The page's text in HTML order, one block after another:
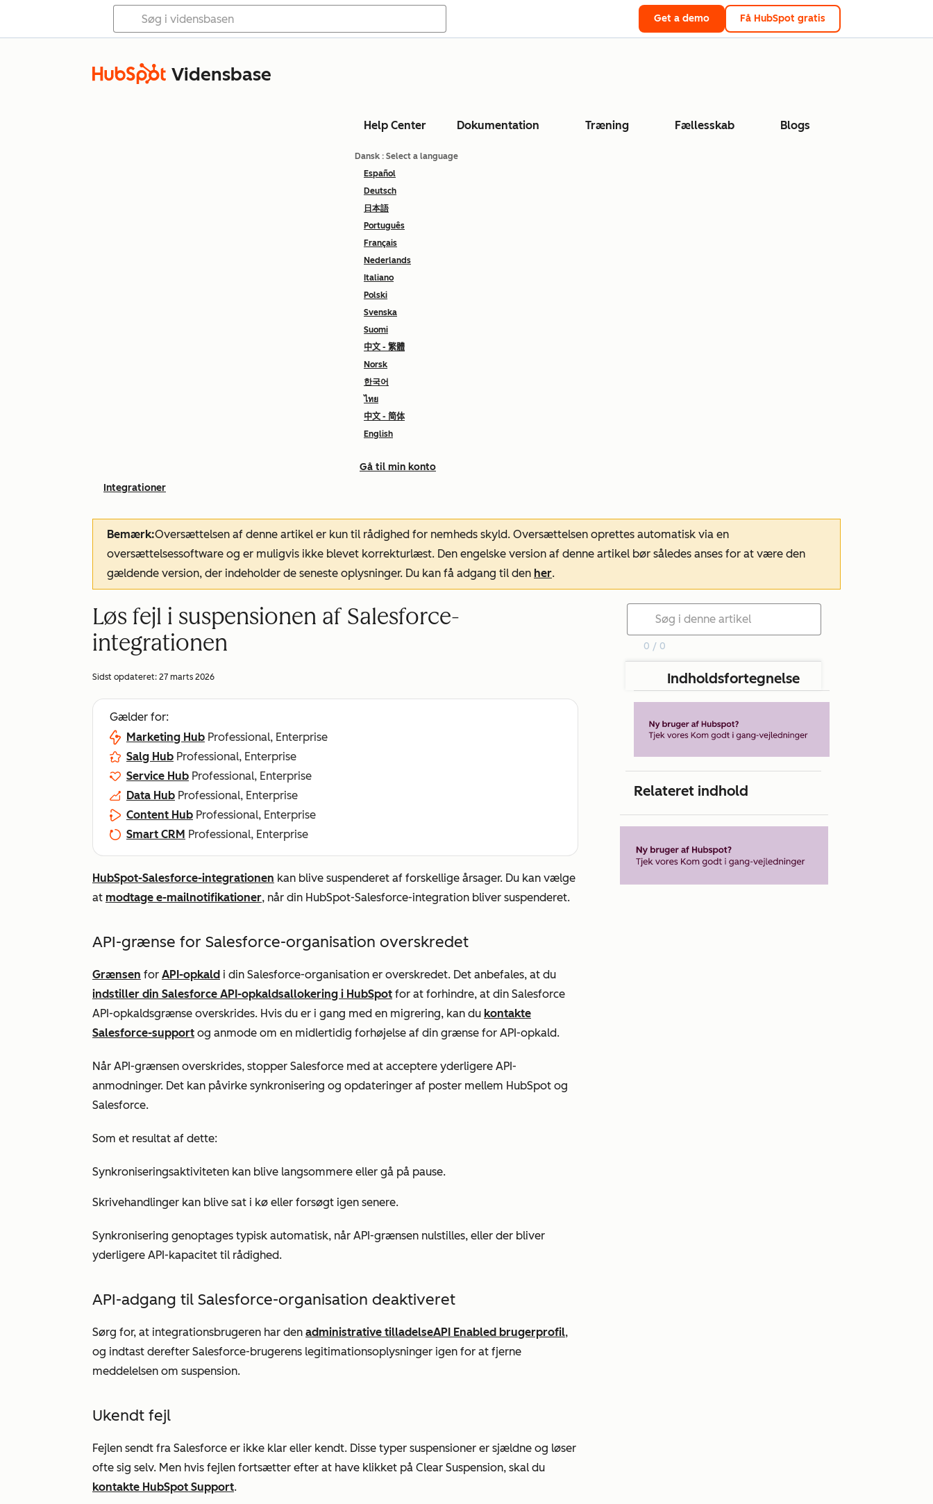
Get a demo Få HubSpot gratis
Vidensbase
Help Center Dokumentation Træning Fællesskab Blogs
Dansk : Select a language
Español
Deutsch
日本語
Português
Français
Nederlands
Italiano
Polski
Svenska
Suomi
中文 - 繁體
Norsk
한국어
ไทย
中文 - 简体
English
Gå til min konto
Integrationer
Bemærk:Oversættelsen af denne artikel er kun til rådighed for nemheds skyld. Oversættelsen oprettes automatisk via en
oversættelsessoftware og er muligvis ikke blevet korrekturlæst. Den engelske version af denne artikel bør således anses for at være den
gældende version, der indeholder de seneste oplysninger. Du kan få adgang til den her.
Løs fejl i suspensionen af Salesforce-
integrationen
Sidst opdateret: 27 marts 2026
Gælder for:
Marketing Hub Professional, Enterprise
Salg Hub Professional, Enterprise
Service Hub Professional, Enterprise
Data Hub Professional, Enterprise
Content Hub Professional, Enterprise
Smart CRM Professional, Enterprise
HubSpot-Salesforce-integrationen kan blive suspenderet af forskellige årsager. Du kan vælge
at modtage e-mailnotifikationer, når din HubSpot-Salesforce-integration bliver suspenderet.
API-grænse for Salesforce-organisation overskredet
Grænsen for API-opkald i din Salesforce-organisation er overskredet. Det anbefales, at du
indstiller din Salesforce API-opkaldsallokering i HubSpot for at forhindre, at din Salesforce
API-opkaldsgrænse overskrides. Hvis du er i gang med en migrering, kan du kontakte
Salesforce-support og anmode om en midlertidig forhøjelse af din grænse for API-opkald.
Når API-grænsen overskrides, stopper Salesforce med at acceptere yderligere API-
anmodninger. Det kan påvirke synkronisering og opdateringer af poster mellem HubSpot og
Salesforce.
Som et resultat af dette:
Synkroniseringsaktiviteten kan blive langsommere eller gå på pause.
Skrivehandlinger kan blive sat i kø eller forsøgt igen senere.
Synkronisering genoptages typisk automatisk, når API-grænsen nulstilles, eller der bliver
yderligere API-kapacitet til rådighed.
API-adgang til Salesforce-organisation deaktiveret
Sørg for, at integrationsbrugeren har den administrative tilladelseAPI Enabled brugerprofil,
og indtast derefter Salesforce-brugerens legitimationsoplysninger igen for at fjerne
meddelelsen om suspension.
Ukendt fejl
Fejlen sendt fra Salesforce er ikke klar eller kendt. Disse typer suspensioner er sjældne og løser
ofte sig selv. Men hvis fejlen fortsætter efter at have klikket på Clear Suspension, skal du
kontakte HubSpot Support.
0 / 0
Indholdsfortegnelse
Relateret indhold